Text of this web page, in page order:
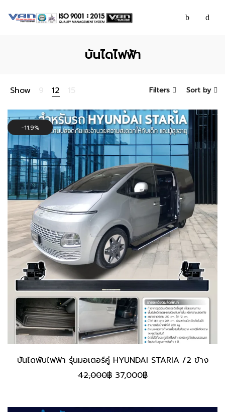
บันไดไฟฟ้า
Show 9 12 15 Sort by
Filters
11.9%
บันไดพับไฟฟ้า รุ่นมอเตอร์คู่ HYUNDAI STARIA /2 ข้าง
42,000฿ Original
42,000฿.
37,000฿Current
37,000฿.